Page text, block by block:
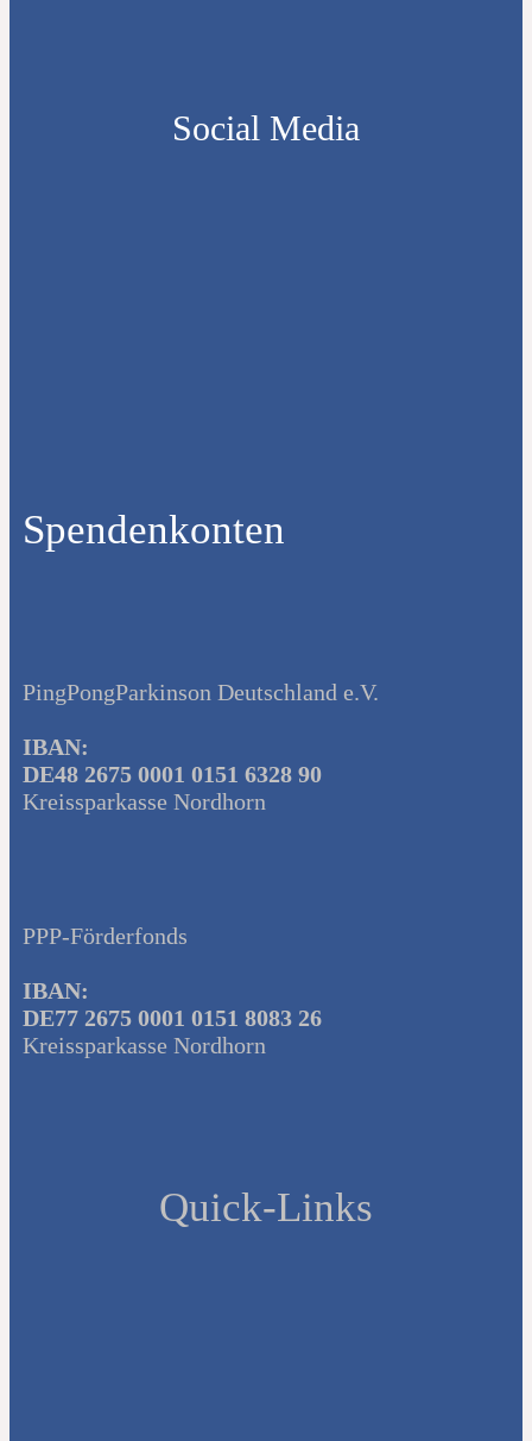
Social Media
Spendenkonten
PingPongParkinson Deutschland e.V.
IBAN:
DE48 2675 0001 0151 6328 90
Kreissparkasse Nordhorn
PPP-Förderfonds
IBAN:
DE77 2675 0001 0151 8083 26
Kreissparkasse Nordhorn
Quick-Links